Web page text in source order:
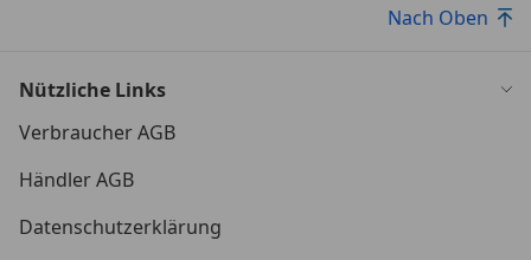
Nach Oben
Nützliche Links
Verbraucher AGB
Händler AGB
Datenschutzerklärung